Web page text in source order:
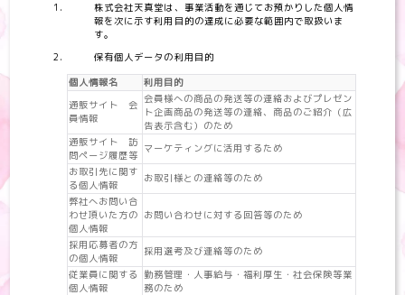
株式会社天真堂は、事業活動を通じてお預かりした個人情
報を次に示す利用目的の達成に必要な範囲内で取扱いま
す。
保有個人データの利用目的
個人情報名
利用目的
通販サイト 会
員情報
会員様への商品の発送等の連絡およびプレゼン
ト企画商品の発送等の連絡、商品のご紹介（広
告表示含む）のため
通販サイト 訪
問ページ履歴等
マーケティングに活用するため
お取引先に関す
る個人情報
お取引様との連絡等のため
弊社へお問い合
わせ頂いた方の
個人情報
お問い合わせに対する回答等のため
採用応募者の方
の個人情報
採用選考及び連絡等のため
従業員に関する
個人情報
勤務管理・人事給与・福利厚生・社会保険等業
務のため